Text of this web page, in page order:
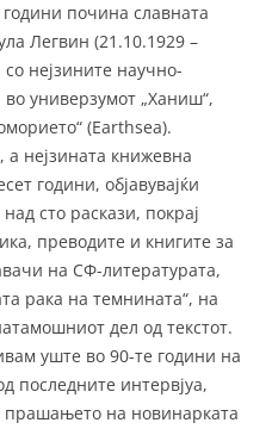
почина славната
Легвин (21.10.1929 –
нејзините научно-
универзумот „Ханиш“,
(Earthsea).
нејзината книжевна
години, објавувајќи
сто раскази, покрај
преводите и книгите за
на СФ-литературата,
рака на темнината“, на
дел од текстот.
уште во 90-те години на
последните интервјуа,
на новинарката